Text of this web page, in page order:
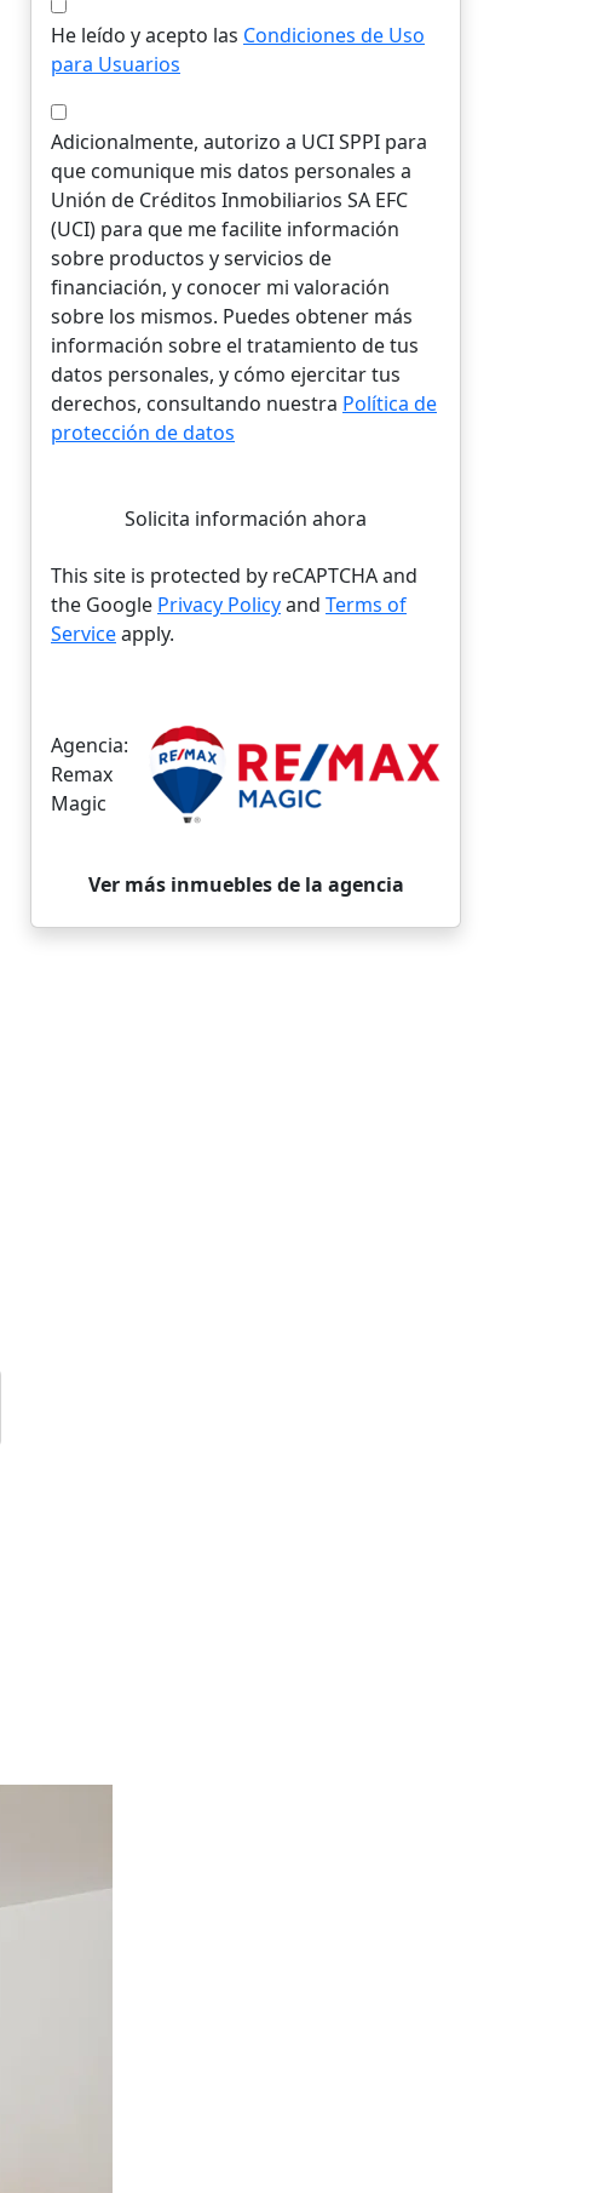
He leído y acepto las Condiciones de Uso
para Usuarios
Adicionalmente, autorizo a UCI SPPI para
que comunique mis datos personales a
Unión de Créditos Inmobiliarios SA EFC
(UCI) para que me facilite información
sobre productos y servicios de
financiación, y conocer mi valoración
sobre los mismos. Puedes obtener más
información sobre el tratamiento de tus
datos personales, y cómo ejercitar tus
derechos, consultando nuestra Política de
protección de datos
Solicita información ahora
This site is protected by reCAPTCHA and
the Google Privacy Policyand Terms of
Serviceapply.
Agencia:
Remax
Magic
Ver más inmuebles de la agencia